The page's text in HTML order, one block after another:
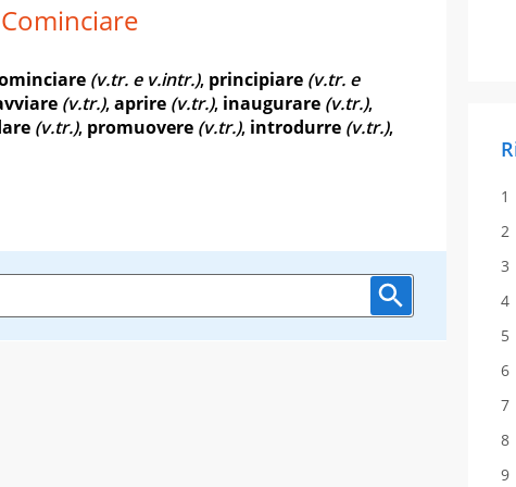
Cominciare
(v.tr. e v.intr.), principiare (v.tr. e
(v.tr.),aprire (v.tr.), inaugurare (v.tr.),
(v.tr.), promuovere (v.tr.), introdurre (v.tr.),